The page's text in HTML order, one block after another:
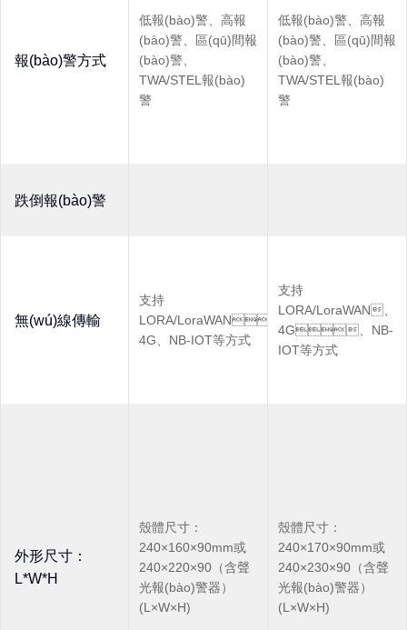
報(bào)警方式
跌倒報(bào)警
無(wú)線傳輸
外形尺寸：
L*W*H
低報(bào)警、高報
(bào)警、區(qū)間報
(bào)警、
TWA/STEL報(bào)
警
支持
LORA/LoraWAN、
4G、NB-IOT等方式
殼體尺寸：
240×160×90mm或
240×220×90（含聲
光報(bào)警器）
(L×W×H)
低報(bào)警、高報
(bào)警、區(qū)間報
(bào)警、
TWA/STEL報(bào)
警
支持
LORA/LoraWAN、
4G、NB-
IOT等方式
殼體尺寸：
240×170×90mm或
240×230×90（含聲
光報(bào)警器）
(L×W×H)